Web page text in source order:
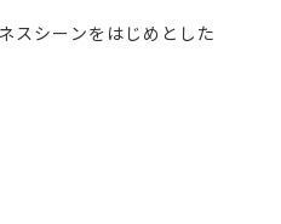
スシーンをはじめとした